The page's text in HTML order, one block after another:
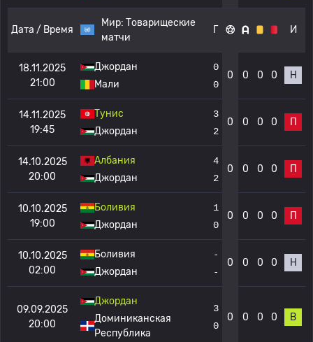
Дата / Время
Мир: Товарищеские
матчи
Г И
18.11.2025
21:00
Джордан
Мали
0
0
0 0 0 0 Н
14.11.2025
19:45
Тунис
Джордан
3
2
0 0 0 0 П
14.10.2025
20:00
Албания
Джордан
4
2
0 0 0 0 П
10.10.2025
19:00
Боливия
Джордан
1
0
0 0 0 0 П
10.10.2025
02:00
Боливия
Джордан
-
-
0 0 0 0 Н
09.09.2025
20:00
Джордан
Доминиканская
Республика
3
0
0 0 0 0 В